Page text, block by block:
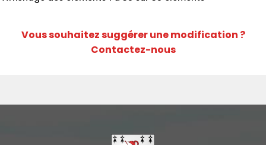
Vous souhaitez suggérer une modification ?
Contactez-nous